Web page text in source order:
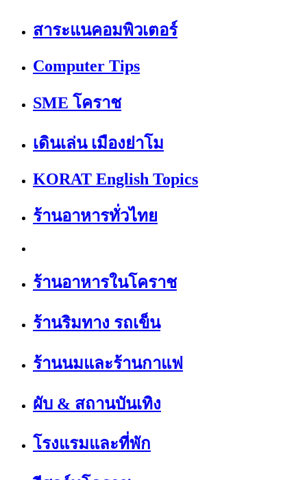
สาระแนคอมพิวเตอร์
Computer Tips
SME โคราช
เดินเล่น เมืองย่าโม
KORAT English Topics
ร้านอาหารทั่วไทย
ร้านอาหารในโคราช
ร้านริมทาง รถเข็น
ร้านนมและร้านกาแฟ
ผับ & สถานบันเทิง
โรงแรมและที่พัก